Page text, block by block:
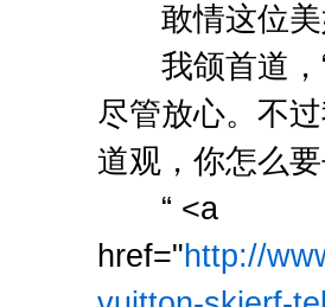
敢情这位美
我颌首道，“
尽管放心。不
道观，你怎么
“ <a
href="http://